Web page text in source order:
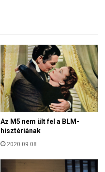
Az M5 nem ült fel a BLM-
hisztériának
2020.09.08.